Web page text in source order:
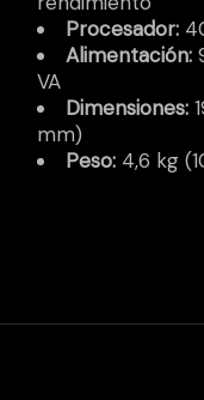
Procesador:
Alimentación:
VA
Dimensiones:
mm)
Peso: 4,6 kg